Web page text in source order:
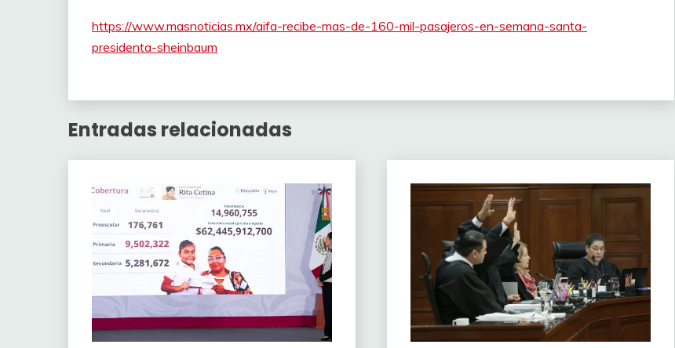
https://www.masnoticias.mx/aifa-recibe-mas-de-160-mil-pasajeros-en-semana-santa-
presidenta-sheinbaum
Entradas relacionadas